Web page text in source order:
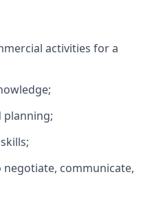
activities for a
planning;
communicate,